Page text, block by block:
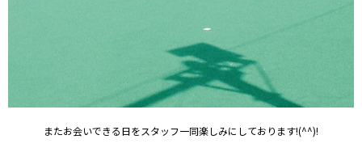
またお会いできる日をスタッフ一同楽しみにしております!(^^)!